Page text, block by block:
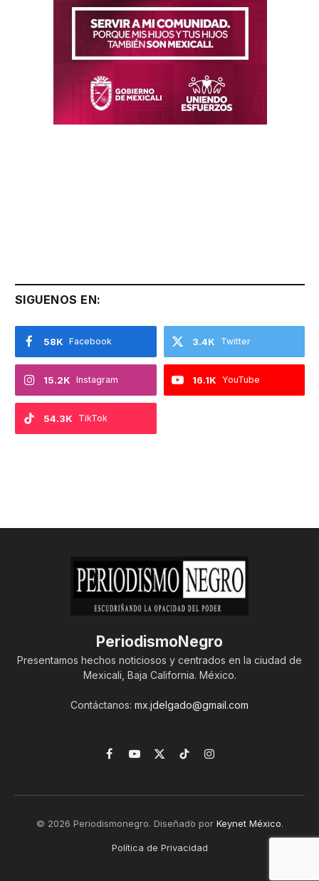
SIGUENOS EN:
Facebook
58K Twitter
3.4K
Instagram
15.2K YouTube
16.1K
TikTok
54.3K
PeriodismoNegro
Presentamos hechos noticiosos y centrados en la ciudad de
Mexicali, Baja California. México.
Contáctanos: mx.jdelgado@gmail.com
Facebook
YouTube
X
TikTokInstagram
© 2026 Periodismonegro. Diseñado por Keynet México.
Política de Privacidad